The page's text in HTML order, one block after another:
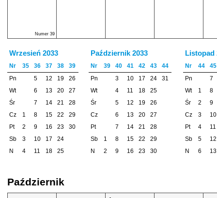
Numer 39
Wrzesień 2033
Nr 35 36 37 38
39
Pn
5 12 19
26
Wt
6 13 20
27
Śr
7 14 21
28
Cz
1 8 15 22
29
Pt
2 9 16 23
30
Sb
3 10 17
24
N
4 11 18 25
Październik 2033
Nr 39 40 41 42 43
44
Pn
3 10 17 24
31
Wt
4 11 18
25
Śr
5 12 19
26
Cz
6 13 20
27
Pt
7 14 21
28
Sb
1 8 15 22
29
N
2 9 16 23 30
Listopad
Nr 44
45
Pn
7
Wt
1
8
Śr
2
9
Cz
3
10
Pt
4
11
Sb
5
12
N
6 13
Październik